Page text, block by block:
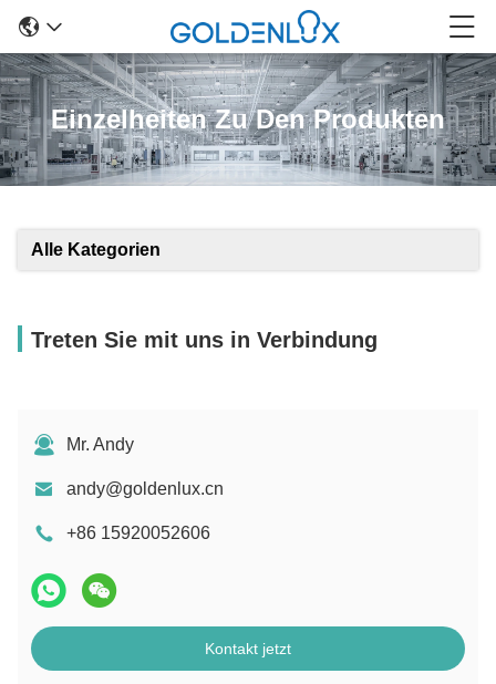
Einzelheiten Zu Den Produkten
Alle Kategorien
Treten Sie mit uns in Verbindung
Mr. Andy
andy@goldenlux.cn
+86 15920052606
Kontakt jetzt